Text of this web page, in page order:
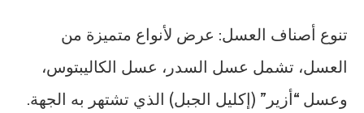
تنوع أصناف العسل: عرض لأنواع متميزة من
العسل، تشمل عسل السدر، عسل الكاليبتوس،
وعسل “أزير” (إكليل الجبل) الذي تشتهر به الجهة.